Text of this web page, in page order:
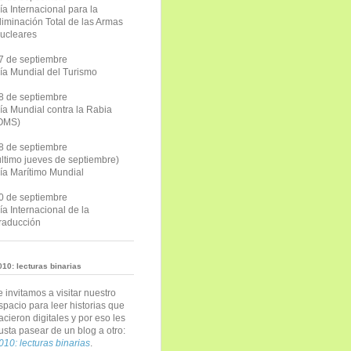
Internacional para la
Total de las Armas
de septiembre
Mundial del Turismo
de septiembre
Mundial contra la Rabia
de septiembre
jueves de septiembre)
Marítimo Mundial
de septiembre
Internacional de la
lecturas binarias
invitamos a visitar nuestro
para leer historias que
digitales y por eso les
pasear de un blog a otro:
lecturas binarias